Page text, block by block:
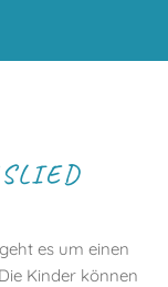
es um einen
Kinder können